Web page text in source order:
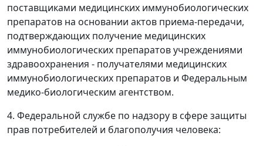
поставщиками медицинских иммунобиологических
препаратов на основании актов приема-передачи,
подтверждающих получение медицинских
иммунобиологических препаратов учреждениями
здравоохранения - получателями медицинских
иммунобиологических препаратов и Федеральным
медико-биологическим агентством.
4. Федеральной службе по надзору в сфере защиты
прав потребителей и благополучия человека: